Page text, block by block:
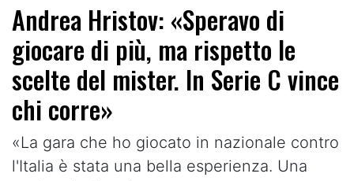
Andrea Hristov: «Speravo di
giocare di più, ma rispetto le
scelte del mister. In Serie C vince
chi corre»
«La gara che ho giocato in nazionale contro
l'Italia è stata una bella esperienza. Una